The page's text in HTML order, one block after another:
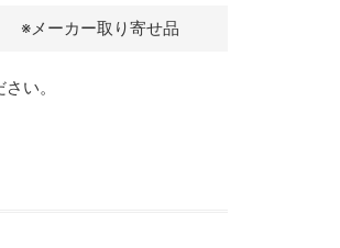
※メーカー取り寄せ品
い。